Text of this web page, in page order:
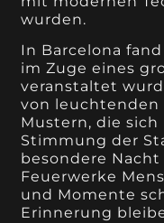
wurden.
In Barcelona
im Zuge eines
veranstaltet
von leuchtenden
Mustern, die
Stimmung der
besondere
Feuerwerke
und Momente
Erinnerung